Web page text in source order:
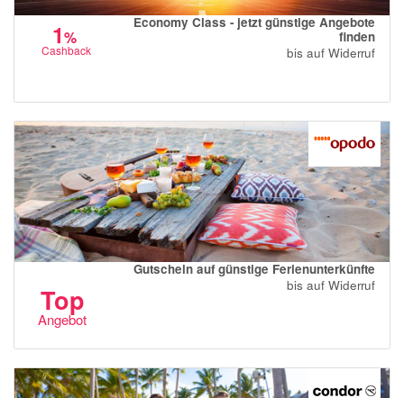
1%
Cashback
Economy Class - jetzt günstige Angebote
finden
bis auf Widerruf
Top
Angebot
Gutschein auf günstige Ferienunterkünfte
bis auf Widerruf